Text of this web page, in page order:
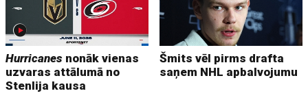
Hurricanes nonāk vienas
uzvaras attālumā no
Stenlija kausa
Šmits vēl pirms drafta
saņem NHL apbalvojumu